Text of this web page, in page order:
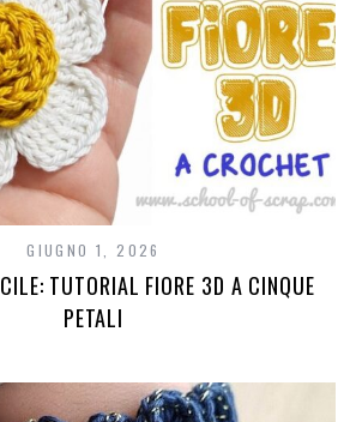
GIUGNO 1, 2026
TUTORIAL FIORE 3D A CINQUE
PETALI